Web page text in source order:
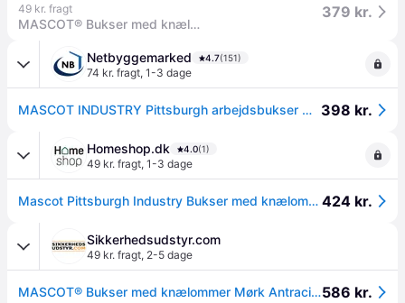
49 kr. fragt
MASCOT® Bukser med knælommer INDUSTRY
379 kr.
Netbyggemarked 4.7(151)
74 kr. fragt, 1-3 dage
MASCOT INDUSTRY Pittsburgh arbejdsbukser med knælommer, sort - 82C47 398 kr.
Homeshop.dk 4.0(1)
49 kr. fragt, 1-3 dage
Mascot Pittsburgh Industry Bukser med knælommer 10579-442 424 kr.
Sikkerhedsudstyr.com
49 kr. fragt, 2-5 dage
MASCOT® Bukser med knælommer Mørk Antracit 10579-442-18 82C44586 kr.